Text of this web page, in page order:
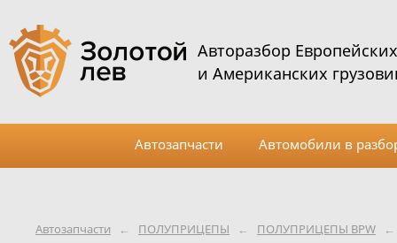
Автозапчасти ← ПОЛУПРИЦЕПЫ ← ПОЛУПРИЦЕПЫ BPW ←
Авторазбор Европейских
и Американских
Автозапчасти Автомобили в